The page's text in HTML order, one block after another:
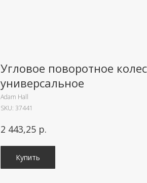
Угловое поворотное
универсальное
Adam Hall
SKU: 37441
2 443,25 р.
Купить